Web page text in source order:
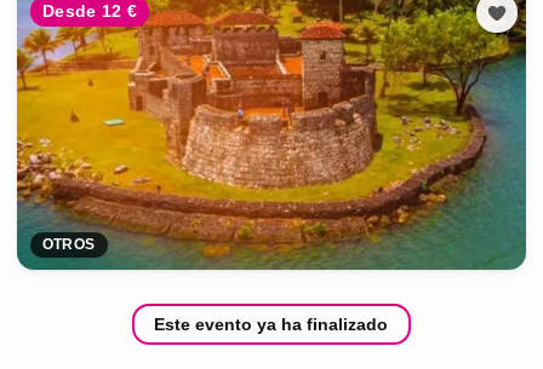
Desde 12 €
OTROS
Este evento ya ha finalizado